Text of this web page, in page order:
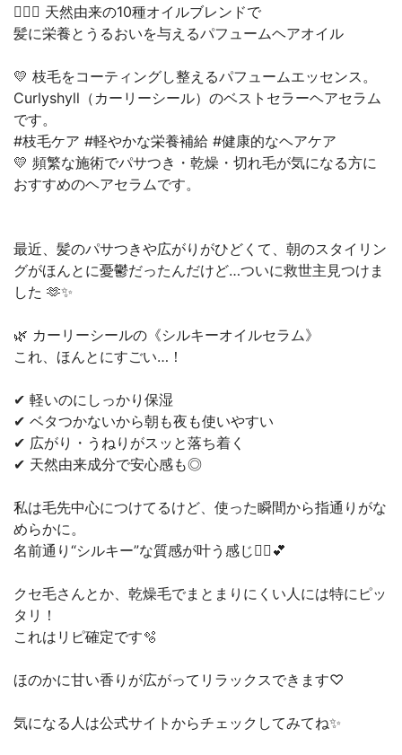
💇🏻‍♀️ 天然由来の10種オイルブレンドで
髪に栄養とうるおいを与えるパフュームヘアオイル
💛 枝毛をコーティングし整えるパフュームエッセンス。
Curlyshyll（カーリーシール）のベストセラーヘアセラム
です。
#枝毛ケア #軽やかな栄養補給 #健康的なヘアケア
💛 頻繁な施術でパサつき・乾燥・切れ毛が気になる方に
おすすめのヘアセラムです。
最近、髪のパサつきや広がりがひどくて、朝のスタイリン
グがほんとに憂鬱だったんだけど…ついに救世主見つけま
した 🫶✨
🌿 カーリーシールの《シルキーオイルセラム》
これ、ほんとにすごい…！
✔ 軽いのにしっかり保湿
✔ ベタつかないから朝も夜も使いやすい
✔ 広がり・うねりがスッと落ち着く
✔ 天然由来成分で安心感も◎
私は毛先中心につけてるけど、使った瞬間から指通りがな
めらかに。
名前通り“シルキー”な質感が叶う感じ💆‍♀️💕
クセ毛さんとか、乾燥毛でまとまりにくい人には特にピッ
タリ！
これはリピ確定です🫧
ほのかに甘い香りが広がってリラックスできます♡
気になる人は公式サイトからチェックしてみてね✨